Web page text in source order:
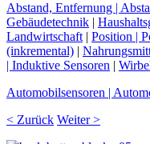
Abstand, Entfernung |
Gebäudetechnik |
Landwirtschaft | Position |
(inkremental) |
| Induktive Sensoren |
Automobilsensoren |
< Zurück Weiter >